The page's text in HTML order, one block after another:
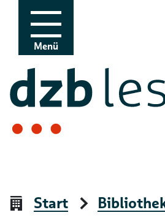
Zur Navigation
Zum Inhalt
Menü
Start